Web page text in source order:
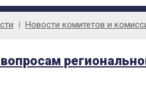
Новости комитетов и